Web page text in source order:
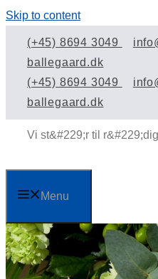
Skip to content
(+45) 8694 3049
ballegaard.dk
(+45) 8694 3049
ballegaard.dk
Menu